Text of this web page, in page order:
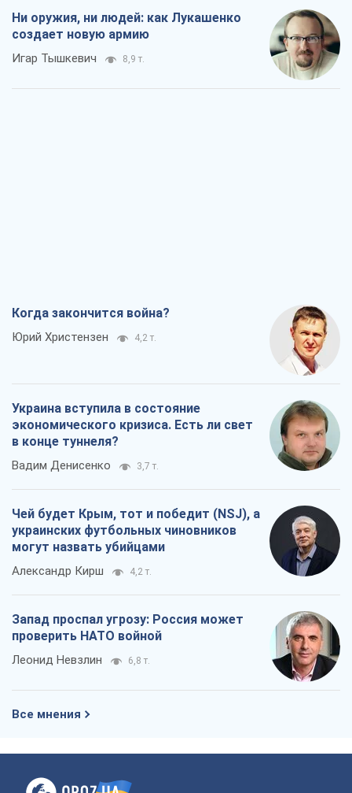
Ни оружия, ни людей: как Лукашенко
создает новую армию
Игар Тышкевич 8,9 т.
Когда закончится война?
Юрий Христензен 4,2 т.
Украина вступила в состояние
экономического кризиса. Есть ли свет
в конце туннеля?
Вадим Денисенко 3,7 т.
Чей будет Крым, тот и победит (NSJ), а
украинских футбольных чиновников
могут назвать убийцами
Александр Кирш 4,2 т.
Запад проспал угрозу: Россия может
проверить НАТО войной
Леонид Невзлин 6,8 т.
Все мнения